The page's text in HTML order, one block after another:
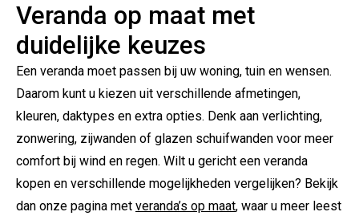
Veranda op maat met
duidelijke keuzes
Een veranda moet passen bij uw woning, tuin en wensen.
Daarom kunt u kiezen uit verschillende afmetingen,
kleuren, daktypes en extra opties. Denk aan verlichting,
zonwering, zijwanden of glazen schuifwanden voor meer
comfort bij wind en regen. Wilt u gericht een veranda
kopen en verschillende mogelijkheden vergelijken? Bekijk
dan onze pagina met veranda’s op maat, waar u meer leest